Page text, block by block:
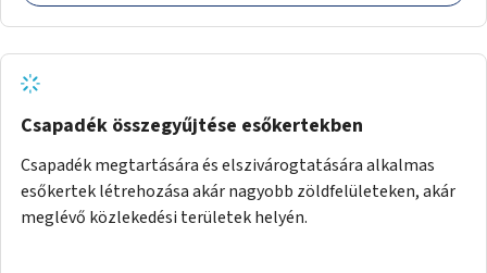
Csapadék összegyűjtése esőkertekben
Csapadék megtartására és elszivárogtatására alkalmas
esőkertek létrehozása akár nagyobb zöldfelületeken, akár
meglévő közlekedési területek helyén.